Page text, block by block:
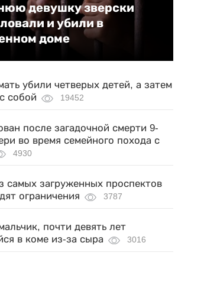
девушку зверски
и убили в
доме
убили четверых детей, а затем
собой
19452
после загадочной смерти 9-
во время семейного похода с
4930
самых загруженных проспектов
ограничения
3787
почти девять лет
в коме из-за сыра
3016